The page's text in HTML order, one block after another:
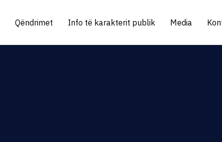
Qëndrimet Info të karakterit publik Media